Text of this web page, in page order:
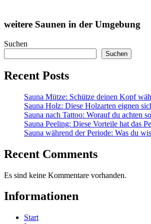
weitere Saunen in der Umgebung
Suchen
Suchen
Recent Posts
Sauna Mütze: Schütze deinen Kopf
Sauna Holz: Diese Holzarten eignen
Sauna nach Tattoo: Worauf du achten
Sauna Peeling: Diese Vorteile hat das
Sauna während der Periode: Was du
Recent Comments
Es sind keine Kommentare vorhanden.
Informationen
Start